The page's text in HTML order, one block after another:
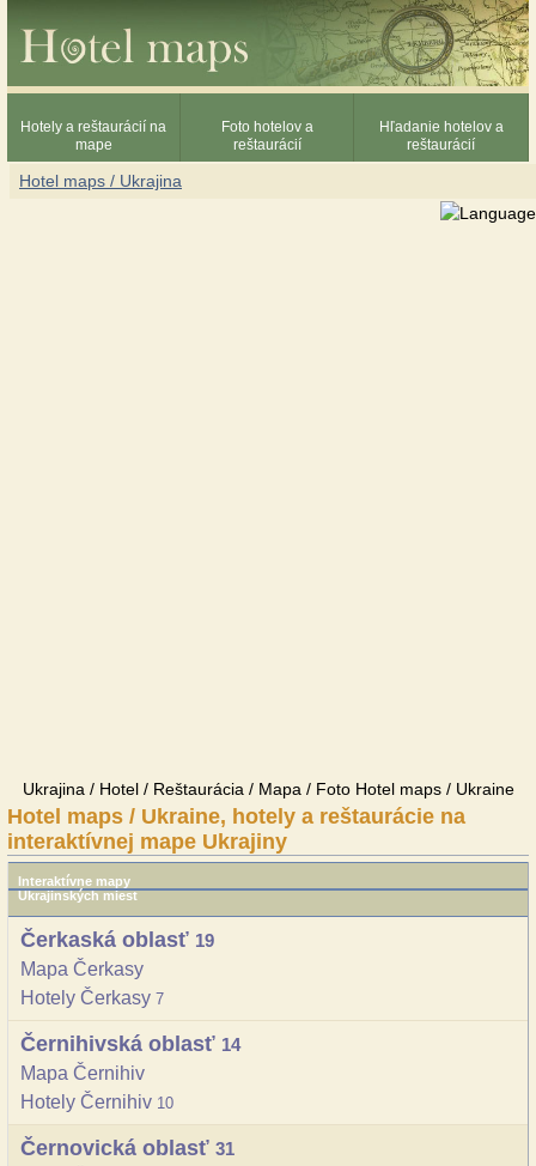
Hotely a reštaurácií na
mape
Foto hotelov a
reštaurácií
Hľadanie hotelov a
reštaurácií
Hotel maps / Ukrajina
Ukrajina / Hotel / Reštaurácia / Mapa / Foto Hotel maps / Ukraine
Hotel maps / Ukraine, hotely a reštaurácie na
interaktívnej mape Ukrajiny
Interaktívne mapy
Ukrajinských miest
Čerkaská oblasť 19
Mapa Čerkasy
Hotely Čerkasy 7
Černihivská oblasť 14
Mapa Černihiv
Hotely Černihiv 10
Černovická oblasť 31